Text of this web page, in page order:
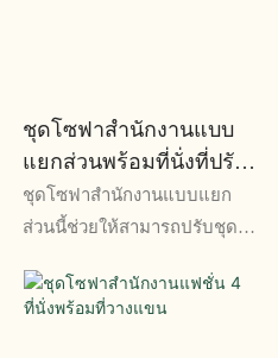
ชุดโซฟาสำนักงานแบบ
แยกส่วนพร้อมที่นั่งที่ปรับ
แต่งได้และชุดโซฟา
ชุดโซฟาสำนักงานแบบแยก
ส่วนนี้ช่วยให้สามารถปรับชุดที่
ทำงานใดก็ได้ การออกแบบที่